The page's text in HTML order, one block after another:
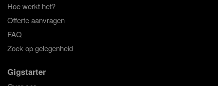
Hoe werkt het?
Offerte aanvragen
FAQ
Zoek op gelegenheid
Gigstarter